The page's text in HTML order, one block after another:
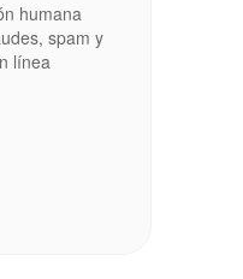
humana
spam y
línea